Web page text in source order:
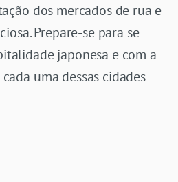
dos mercados de rua e
Prepare-se para se
japonesa e com a
uma dessas cidades